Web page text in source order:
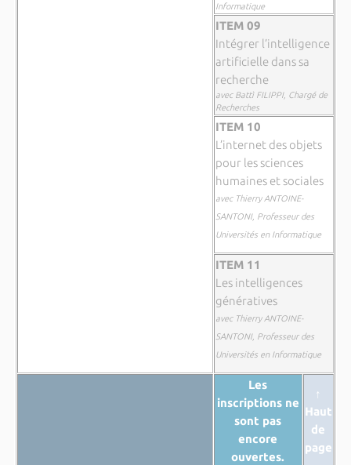
Informatique
ITEM 09
Intégrer l’intelligence
artificielle dans sa
recherche
avec Battì FILIPPI, Chargé de
Recherches
ITEM 10
L’internet des objets
pour les sciences
humaines et sociales
avec Thierry ANTOINE-
SANTONI, Professeur des
Universités en Informatique
ITEM 11
Les intelligences
génératives
avec Thierry ANTOINE-
SANTONI, Professeur des
Universités en Informatique
Les
inscriptions ne
sont pas
encore
ouvertes.
↑
Haut
de
page